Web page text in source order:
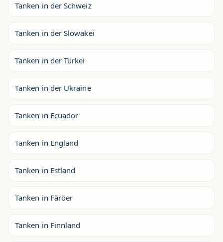
Tanken in der Schweiz
Tanken in der Slowakei
Tanken in der Türkei
Tanken in der Ukraine
Tanken in Ecuador
Tanken in England
Tanken in Estland
Tanken in Färöer
Tanken in Finnland